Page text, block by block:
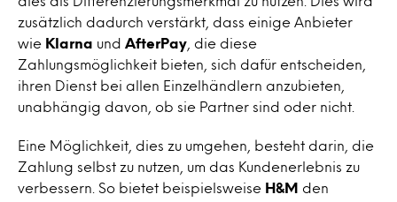
zusätzlich dadurch verstärkt, dass einige Anbieter
wie Klarna und AfterPay , die diese
Zahlungsmöglichkeit bieten, sich dafür entscheiden,
ihren Dienst bei allen Einzelhändlern anzubieten,
unabhängig davon, ob sie Partner sind oder nicht.
Eine Möglichkeit, dies zu umgehen, besteht darin, die
Zahlung selbst zu nutzen, um das Kundenerlebnis zu
verbessern. So bietet beispielsweise H&M
den